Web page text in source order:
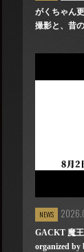
がくちゃん
撮影と、昔
NEWS
GACKT 魔
organized by